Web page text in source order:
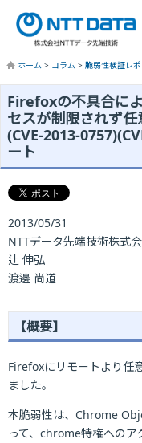
ホーム > コラム > 脆弱性検証レ
Firefoxの不具合に
セスが制限されず
(CVE-2013-
ート
2013/05/31
NTTデータ先端技術株式
辻 伸弘
渡邊 尚道
【概要】
Firefoxにリモートより任
ました。
本脆弱性は、Chrome
って、chrome特権へのア